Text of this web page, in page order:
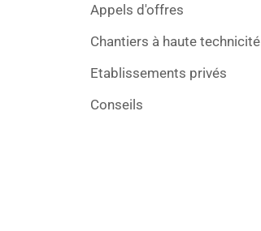
Appels d'offres
Chantiers à haute technicité
Etablissements privés
Conseils